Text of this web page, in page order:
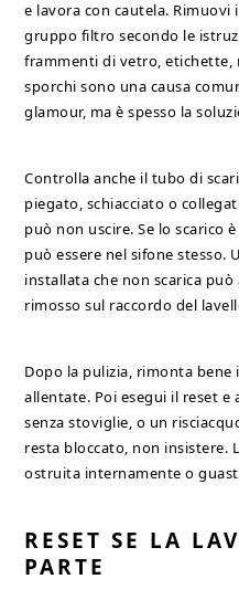
e lavora con cautela.
gruppo filtro secondo le
frammenti di vetro,
sporchi sono una causa
glamour, ma è spesso la
Controlla anche il tubo di
piegato, schiacciato o
può non uscire. Se lo scarico
può essere nel sifone stesso.
installata che non scarica
rimosso sul raccordo del
Dopo la pulizia, rimonta
allentate. Poi esegui il reset
senza stoviglie, o un
resta bloccato, non insistere.
ostruita internamente o
RESET SE LA
PARTE